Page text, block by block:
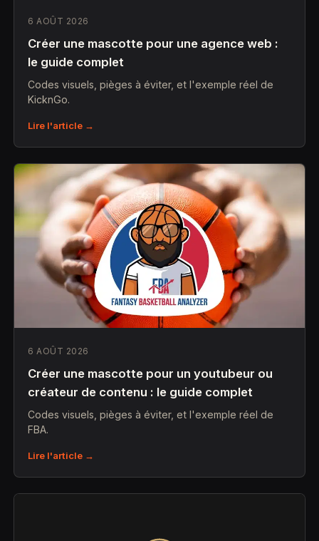
6 AOÛT 2026
Créer une mascotte pour une agence web :
le guide complet
Codes visuels, pièges à éviter, et l'exemple réel de
KicknGo.
Lire l'article →
6 AOÛT 2026
Créer une mascotte pour un youtubeur ou
créateur de contenu : le guide complet
Codes visuels, pièges à éviter, et l'exemple réel de
FBA.
Lire l'article →